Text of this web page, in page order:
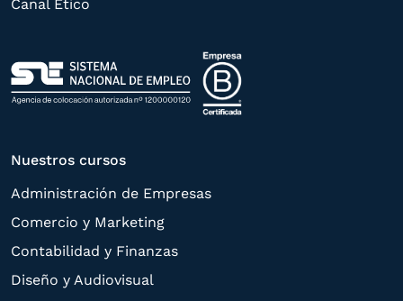
Política de Privacidad
Canal Ético
Nuestros cursos
Administración de Empresas
Comercio y Marketing
Contabilidad y Finanzas
Diseño y Audiovisual